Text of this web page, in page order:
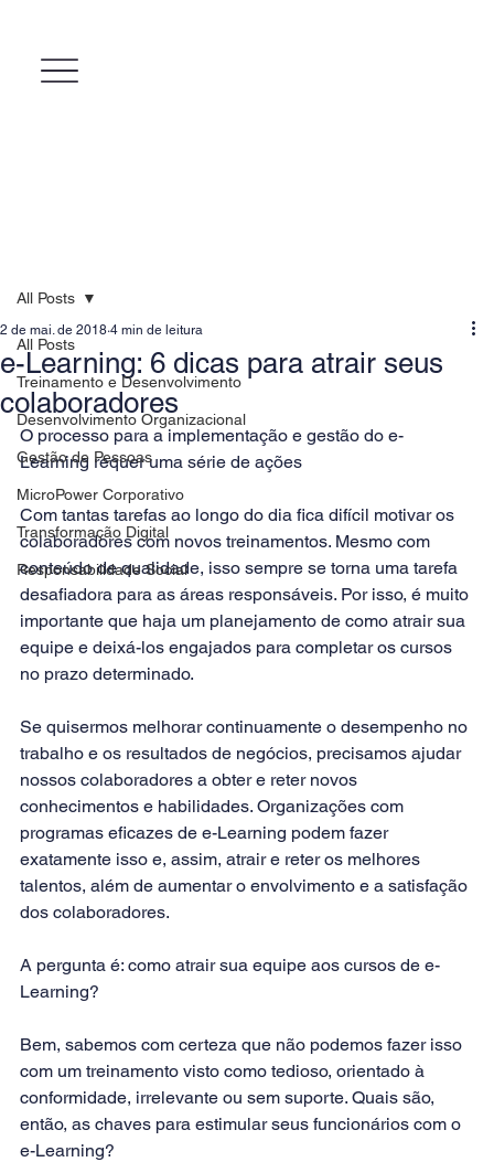
All Posts
Treinamento e Desenvolvimento
Desenvolvimento Organizacional
Gestão de Pessoas
MicroPower Corporativo
Transformação Digital
Responsabilidade Social
All Posts
e-Learning: 6 dicas para atrair seus
colaboradores
2 de mai. de 2018 4 min de leitura
O processo para a implementação e gestão do e-
Learning requer uma série de ações
Com tantas tarefas ao longo do dia fica difícil motivar os
colaboradores com novos treinamentos. Mesmo com
conteúdo de qualidade, isso sempre se torna uma tarefa
desafiadora para as áreas responsáveis. Por isso, é muito
importante que haja um planejamento de como atrair sua
equipe e deixá-los engajados para completar os cursos
no prazo determinado.
Se quisermos melhorar continuamente o desempenho no
trabalho e os resultados de negócios, precisamos ajudar
nossos colaboradores a obter e reter novos
conhecimentos e habilidades. Organizações com
programas eficazes de e-Learning podem fazer
exatamente isso e, assim, atrair e reter os melhores
talentos, além de aumentar o envolvimento e a satisfação
dos colaboradores.
A pergunta é: como atrair sua equipe aos cursos de e-
Learning?
Bem, sabemos com certeza que não podemos fazer isso
com um treinamento visto como tedioso, orientado à
conformidade, irrelevante ou sem suporte. Quais são,
então, as chaves para estimular seus funcionários com o
e-Learning?